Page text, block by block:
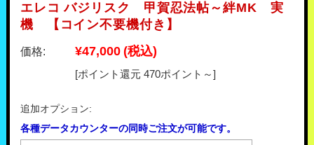
エレコ バジリスク 甲賀忍法帖～絆MK 実
機 【コイン不要機付き】
価格: ¥47,000(税込)
[ポイント還元 470ポイント～]
追加オプション:
各種データカウンターの同時ご注文が可能です。